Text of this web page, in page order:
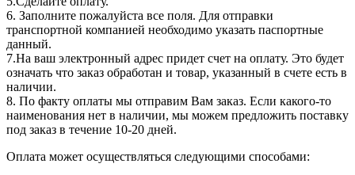
6. Заполните пожалуйста все поля. Для отправки
транспортной компанией необходимо указать паспортные
данный.
7.На ваш электронный адрес придет счет на оплату. Это будет
означать что заказ обработан и товар, указанный в счете есть в
наличии.
8. По факту оплаты мы отправим Вам заказ. Если какого-то
наименования нет в наличии, мы можем предложить поставку
под заказ в течение 10-20 дней.
Оплата может осуществляться следующими способами: